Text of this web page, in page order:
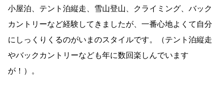
小屋泊、テント泊縦走、雪山登山、クライミング、バック
カントリーなど経験してきましたが、一番心地よくて自分
にしっくりくるのがいまのスタイルです。（テント泊縦走
やバックカントリーなども年に数回楽しんでいます
が！）。